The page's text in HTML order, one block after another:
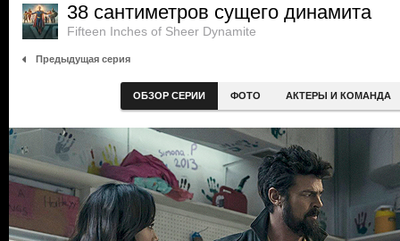
38 сантиметров сущего динамита
Fifteen Inches of Sheer Dynamite
Предыдущая серия
ОБЗОР СЕРИИ ФОТО АКТЕРЫ И КОМАНДА